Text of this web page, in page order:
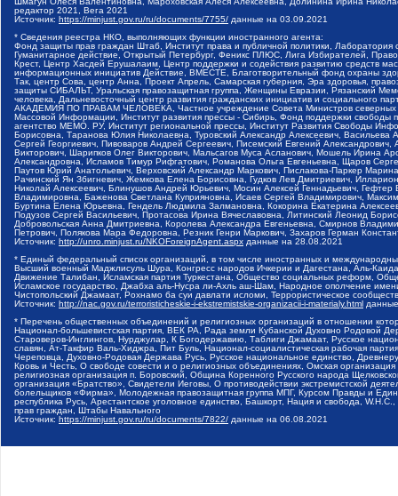
редактор 2021, Вега 2021
Источник: https://minjust.gov.ru/ru/documents/7755/ данные на 03.09.2021
* Сведения реестра НКО, выполняющих функции иностранного агента:
Фонд защиты прав граждан Штаб, Институт права и публичной политики,
Гуманитарное действие, Открытый Петербург, Феникс ПЛЮС, Лига Избирателей,
Крест, Центр Хасдей Ерушалаим, Центр поддержки и содействия развитию средств
информационных инициатив Действие, ВМЕСТЕ, Благотворительный фонд охраны
Так, центр Сова, центр Анна, Проект Апрель, Самарская губерния, Эра здоровья,
защиты СИБАЛЬТ, Уральская правозащитная группа, Женщины Евразии, Рязанский
человека, Дальневосточный центр развития гражданских инициатив и социального
АКАДЕМИЯ ПО ПРАВАМ ЧЕЛОВЕКА, Частное учреждение Совета Министров северных
Массовой Информации, Институт развития прессы - Сибирь, Фонд поддержки
агентство МЕМО. РУ, Институт региональной прессы, Институт Развития Свободы
Борисовна, Таранова Юлия Николаевна, Туровский Александр Алексеевич,
Сергей Георгиевич, Пивоваров Андрей Сергеевич, Писемский Евгений
Викторович, Шарипков Олег Викторович, Мальсагов Муса Асланович, Мошель Ирина
Александровна, Исламов Тимур Рифгатович, Романова Ольга Евгеньевна, Щаров
Паутов Юрий Анатольевич, Верховский Александр Маркович, Пислакова-Паркер
Рачинский Ян Збигневич, Жемкова Елена Борисовна, Гудков Лев Дмитриевич,
Николай Алексеевич, Блинушов Андрей Юрьевич, Мосин Алексей Геннадьевич,
Владимировна, Баженова Светлана Куприяновна, Исаев Сергей Владимирович,
Буртина Елена Юрьевна, Гендель Людмила Залмановна, Кокорина Екатерина
Подузов Сергей Васильевич, Протасова Ирина Вячеславовна, Литинский Леонид
Добровольская Анна Дмитриевна, Королева Александра Евгеньевна, Смирнов
Петрович, Полякова Мара Федоровна, Резник Генри Маркович, Захаров Герман
Источник: http://unro.minjust.ru/NKOForeignAgent.aspx данные на 28.08.2021
* Единый федеральный список организаций, в том числе иностранных и
Высший военный Маджлисуль Шура, Конгресс народов Ичкерии и Дагестана, Аль-
Движение Талибан, Исламская партия Туркестана, Общество социальных реформ,
Исламское государство, Джабха аль-Нусра ли-Ахль аш-Шам, Народное ополчение
Чистопольский Джамаат, Рохнамо ба суи давлати исломи, Террористическое
Источник: http://nac.gov.ru/terroristicheskie-i-ekstremistskie-organizacii-i-materialy.html
* Перечень общественных объединений и религиозных организаций в отношении
Национал-большевистская партия, ВЕК РА, Рада земли Кубанской Духовно Родовой
Староверов-Инглингов, Нурджулар, К Богодержавию, Таблиги Джамаат, Русское
славян, Ат-Такфир Валь-Хиджра, Пит Буль, Национал-социалистическая рабочая
Череповца, Духовно-Родовая Держава Русь, Русское национальное единство,
Кровь и Честь, О свободе совести и о религиозных объединениях, Омская
религиозная организация п. Боровский, Община Коренного Русского народа
организация «Братство», Свидетели Иеговы, О противодействии экстремистской
болельщиков «Фирма», Молодежная правозащитная группа МПГ, Курсом Правды и
республика Русь, Арестантское уголовное единство, Башкорт, Нация и свобода,
прав граждан, Штабы Навального
Источник: https://minjust.gov.ru/ru/documents/7822/ данные на 06.08.2021